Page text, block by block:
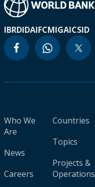
IBRDIDAIFCMIGAICSID
Who We
Are
News
Careers
Countries
Topics
Projects &
Operations